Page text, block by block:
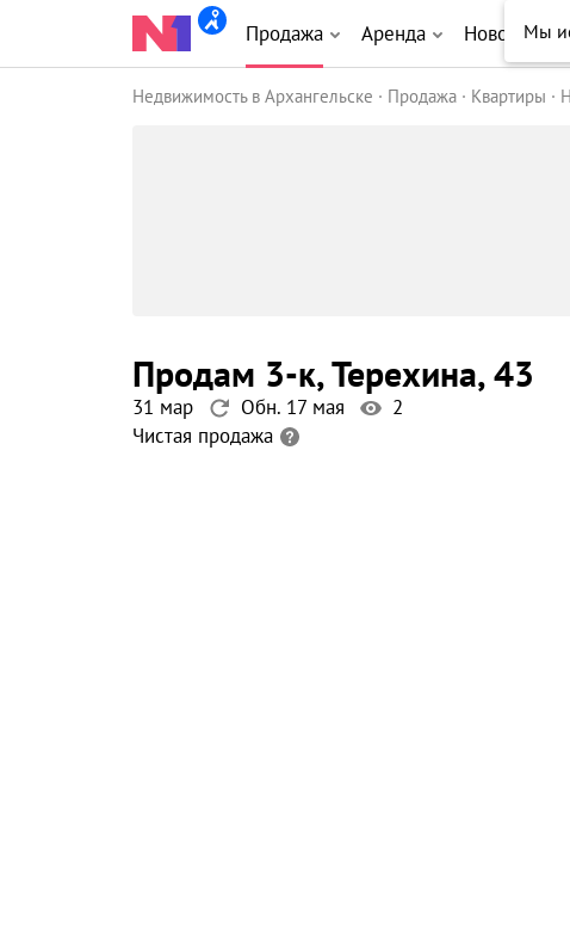
Продажа Аренда
Недвижимость в Архангельске Продажа Квартиры
продам 3-к, Терехина, 43
31 мар Обн. 17 мая 2
Чистая продажа